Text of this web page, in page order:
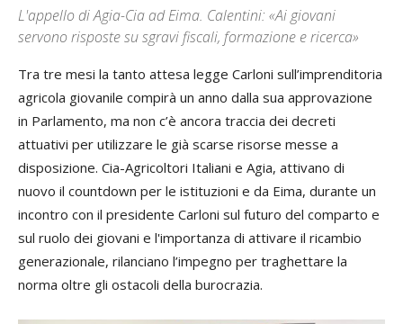
L'appello di Agia-Cia ad Eima. Calentini: «Ai giovani
servono risposte su sgravi fiscali, formazione e ricerca»
Tra tre mesi la tanto attesa legge Carloni sull’imprenditoria
agricola giovanile compirà un anno dalla sua approvazione
in Parlamento, ma non c’è ancora traccia dei decreti
attuativi per utilizzare le già scarse risorse messe a
disposizione. Cia-Agricoltori Italiani e Agia, attivano di
nuovo il countdown per le istituzioni e da Eima, durante un
incontro con il presidente Carloni sul futuro del comparto e
sul ruolo dei giovani e l'importanza di attivare il ricambio
generazionale, rilanciano l’impegno per traghettare la
norma oltre gli ostacoli della burocrazia.